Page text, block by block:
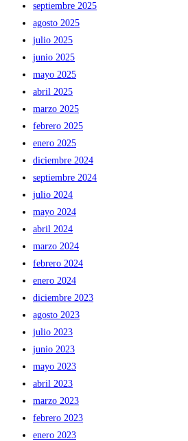
septiembre 2025
agosto 2025
julio 2025
junio 2025
mayo 2025
abril 2025
marzo 2025
febrero 2025
enero 2025
diciembre 2024
septiembre 2024
julio 2024
mayo 2024
abril 2024
marzo 2024
febrero 2024
enero 2024
diciembre 2023
agosto 2023
julio 2023
junio 2023
mayo 2023
abril 2023
marzo 2023
febrero 2023
enero 2023